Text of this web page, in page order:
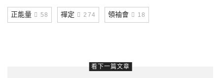
正能量 58 禪定 274 領袖會 18
看下一篇文章